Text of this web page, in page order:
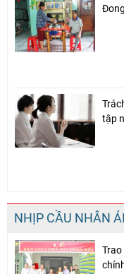
tập
NHỊP CẦU NHÂN ÁI